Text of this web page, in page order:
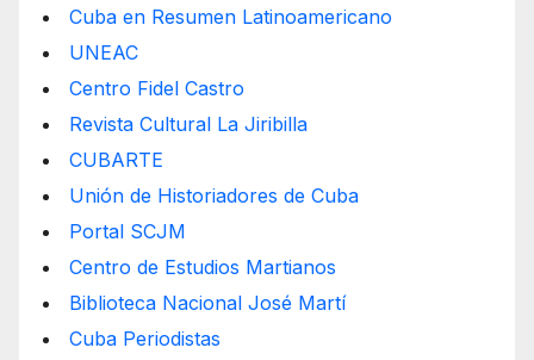
Cuba en Resumen Latinoamericano
UNEAC
Centro Fidel Castro
Revista Cultural La Jiribilla
CUBARTE
Unión de Historiadores de Cuba
Portal SCJM
Centro de Estudios Martianos
Biblioteca Nacional José Martí
Cuba Periodistas